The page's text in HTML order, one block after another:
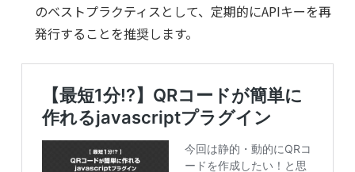
のベストプラクティスとして、定期的にAPIキーを再
発行することを推奨します。